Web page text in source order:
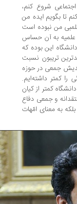
شروع کنم،
ایده من
نبوده است
به آن حساس
بوده که
نسبت
در حوزه
داشته‌ایم.
از کیان
و جمعی دفاع
امّهات